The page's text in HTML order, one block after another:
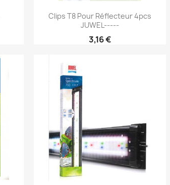
Aperçu rapide
Clips T8 Pour Réflecteur 4pcs
JUWEL-----
3,16 €